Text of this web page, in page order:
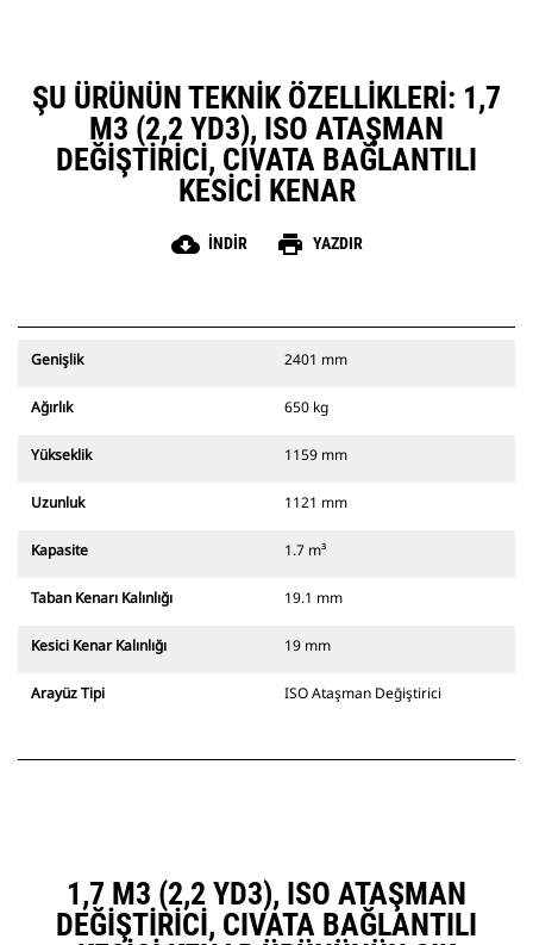
ŞU ÜRÜNÜN TEKNIK ÖZELLIKLERI: 1,7
M3 (2,2 YD3), ISO ATAŞMAN
DEĞIŞTIRICI, CIVATA BAĞLANTILI
KESICI KENAR
cloud_download İNDIR print YAZDIR
Genişlik 2401 mm
Ağırlık 650 kg
Yükseklik 1159 mm
Uzunluk 1121 mm
Kapasite 1.7 m³
Taban Kenarı Kalınlığı 19.1 mm
Kesici Kenar Kalınlığı 19 mm
Arayüz Tipi ISO Ataşman Değiştirici
1,7 M3 (2,2 YD3), ISO ATAŞMAN
DEĞIŞTIRICI, CIVATA BAĞLANTILI